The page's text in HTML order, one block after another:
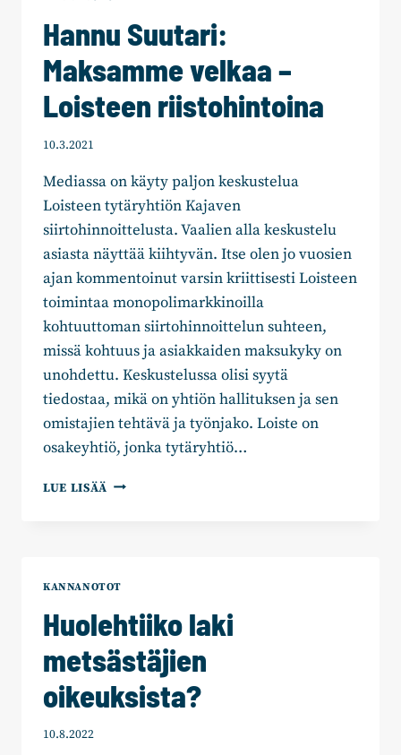
Hannu Suutari:
Maksamme velkaa –
Loisteen riistohintoina
10.3.2021
Mediassa on käyty paljon keskustelua
Loisteen tytäryhtiön Kajaven
siirtohinnoittelusta. Vaalien alla keskustelu
asiasta näyttää kiihtyvän. Itse olen jo vuosien
ajan kommentoinut varsin kriittisesti Loisteen
toimintaa monopolimarkkinoilla
kohtuuttoman siirtohinnoittelun suhteen,
missä kohtuus ja asiakkaiden maksukyky on
unohdettu. Keskustelussa olisi syytä
tiedostaa, mikä on yhtiön hallituksen ja sen
omistajien tehtävä ja työnjako. Loiste on
osakeyhtiö, jonka tytäryhtiö…
LUE LISÄÄ HANNU
KANNANOTOT
Huolehtiiko laki
metsästäjien
oikeuksista?
10.8.2022